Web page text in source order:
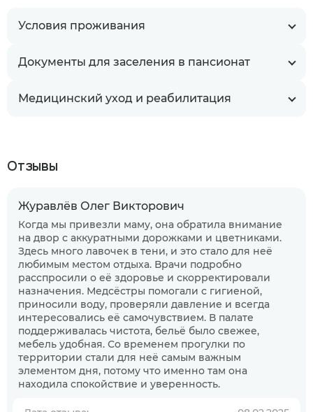
Условия проживания
Документы для заселения в пансионат
Медицинский уход и реабилитация
Отзывы
Журавлёв Олег Викторович
Когда мы привезли маму, она обратила внимание
на двор с аккуратными дорожками и цветниками.
Здесь много лавочек в тени, и это стало для неё
любимым местом отдыха. Врачи подробно
расспросили о её здоровье и скорректировали
назначения. Медсёстры помогали с гигиеной,
приносили воду, проверяли давление и всегда
интересовались её самочувствием. В палате
поддерживалась чистота, бельё было свежее,
мебель удобная. Со временем прогулки по
территории стали для неё самым важным
элементом дня, потому что именно там она
находила спокойствие и уверенность.
Когда планируете размещение в
пансионате?